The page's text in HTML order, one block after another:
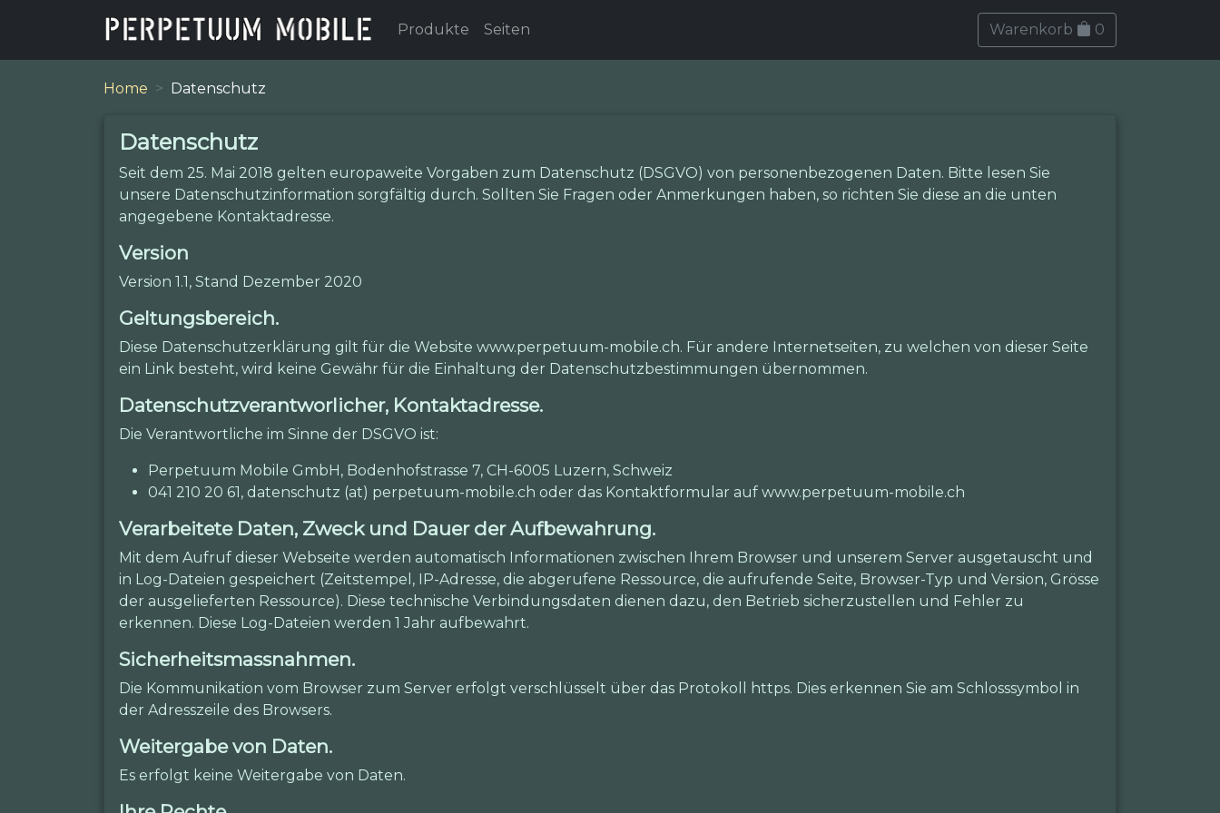
Produkte Seiten Warenkorb 0
Home Datenschutz
Datenschutz
Seit dem 25. Mai 2018 gelten europaweite Vorgaben zum Datenschutz (DSGVO) von personenbezogenen Daten. Bitte lesen Sie
unsere Datenschutzinformation sorgfältig durch. Sollten Sie Fragen oder Anmerkungen haben, so richten Sie diese an die unten
angegebene Kontaktadresse.
Version
Version 1.1, Stand Dezember 2020
Geltungsbereich.
Diese Datenschutzerklärung gilt für die Website www.perpetuum-mobile.ch. Für andere Internetseiten, zu welchen von dieser Seite
ein Link besteht, wird keine Gewähr für die Einhaltung der Datenschutzbestimmungen übernommen.
Datenschutzverantworlicher, Kontaktadresse.
Die Verantwortliche im Sinne der DSGVO ist:
Perpetuum Mobile GmbH, Bodenhofstrasse 7, CH-6005 Luzern, Schweiz
041 210 20 61, datenschutz (at) perpetuum-mobile.ch oder das Kontaktformular auf www.perpetuum-mobile.ch
Verarbeitete Daten, Zweck und Dauer der Aufbewahrung.
Mit dem Aufruf dieser Webseite werden automatisch Informationen zwischen Ihrem Browser und unserem Server ausgetauscht und
in Log-Dateien gespeichert (Zeitstempel, IP-Adresse, die abgerufene Ressource, die aufrufende Seite, Browser-Typ und Version, Grösse
der ausgelieferten Ressource). Diese technische Verbindungsdaten dienen dazu, den Betrieb sicherzustellen und Fehler zu
erkennen. Diese Log-Dateien werden 1 Jahr aufbewahrt.
Sicherheitsmassnahmen.
Die Kommunikation vom Browser zum Server erfolgt verschlüsselt über das Protokoll https. Dies erkennen Sie am Schlosssymbol in
der Adresszeile des Browsers.
Weitergabe von Daten.
Es erfolgt keine Weitergabe von Daten.